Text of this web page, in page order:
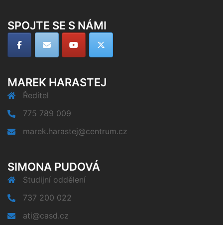
SPOJTE SE S NÁMI
MAREK HARASTEJ
Ředitel
775 789 009
marek.harastej@centrum.cz
SIMONA PUDOVÁ
Studijní oddělení
737 200 022
ati@casd.cz